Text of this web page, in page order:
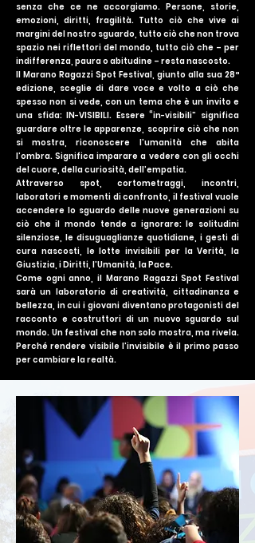
senza che ce ne accorgiamo. Persone, storie,
emozioni, diritti, fragilità. Tutto ciò che vive ai
margini del nostro sguardo, tutto ciò che non trova
spazio nei riflettori del mondo, tutto ciò che – per
indifferenza, paura o abitudine – resta nascosto.
Il Marano Ragazzi Spot Festival, giunto alla sua 28ª
edizione, sceglie di dare voce e volto a ciò che
spesso non si vede, con un tema che è un invito e
una sfida: IN-VISIBILI. Essere “in-visibili” significa
guardare oltre le apparenze, scoprire ciò che non
si mostra, riconoscere l’umanità che abita
l’ombra. Significa imparare a vedere con gli occhi
del cuore, della curiosità, dell’empatia.
Attraverso spot, cortometraggi, incontri,
laboratori e momenti di confronto, il festival vuole
accendere lo sguardo delle nuove generazioni su
ciò che il mondo tende a ignorare: le solitudini
silenziose, le disuguaglianze quotidiane, i gesti di
cura nascosti, le lotte invisibili per la Verità, la
Giustizia, i Diritti, l’Umanità, la Pace.
Come ogni anno, il Marano Ragazzi Spot Festival
sarà un laboratorio di creatività, cittadinanza e
bellezza, in cui i giovani diventano protagonisti del
racconto e costruttori di un nuovo sguardo sul
mondo. Un festival che non solo mostra, ma rivela.
Perché rendere visibile l’invisibile è il primo passo
per cambiare la realtà.